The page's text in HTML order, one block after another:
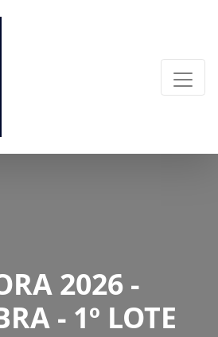
2026 -
- 1º LOTE